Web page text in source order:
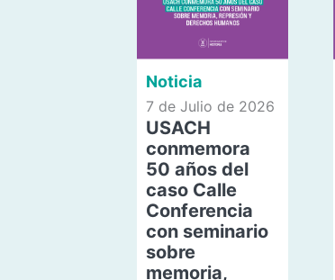
Noticia
7 de Julio de 2026
USACH
conmemora
50 años del
caso Calle
Conferencia
con seminario
sobre
memoria,